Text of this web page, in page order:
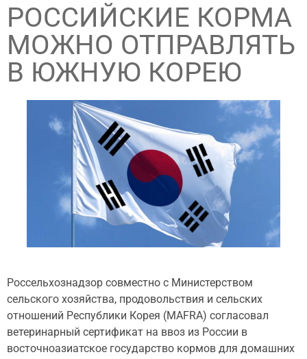
РОССИЙСКИЕ КОРМА
МОЖНО ОТПРАВЛЯТЬ
В ЮЖНУЮ КОРЕЮ
Россельхознадзор совместно с Министерством
сельского хозяйства, продовольствия и сельских
отношений Республики Корея (MAFRA) согласовал
ветеринарный сертификат на ввоз из России в
восточноазиатское государство кормов для домашних